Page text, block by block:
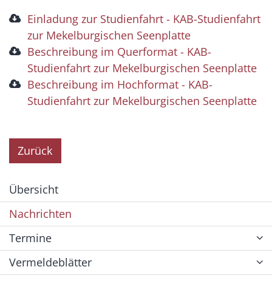
Einladung zur Studienfahrt - KAB-Studienfahrt
zur Mekelburgischen Seenplatte
Beschreibung im Querformat - KAB-
Studienfahrt zur Mekelburgischen Seenplatte
Beschreibung im Hochformat - KAB-
Studienfahrt zur Mekelburgischen Seenplatte
Zurück
Übersicht
Nachrichten
Termine
Vermeldeblätter